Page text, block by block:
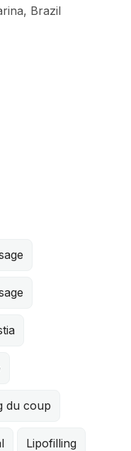
, Brazil
du coup
Lipofilling